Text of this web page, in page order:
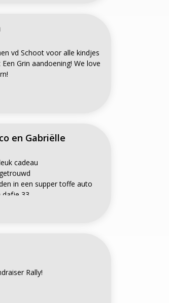
vd Schoot voor alle kindjes
Grin aandoening! We love
en Gabriëlle
cadeau
in een supper toffe auto
dafje 33
nog mee maken
Rally!